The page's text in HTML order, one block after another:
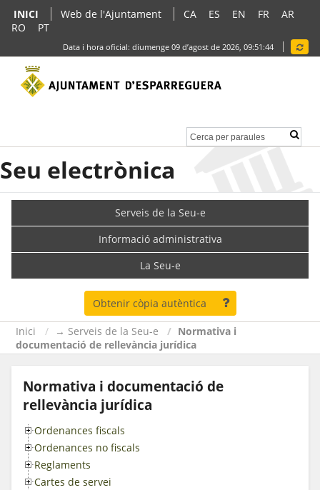
INICI Web de l'Ajuntament CA ES EN FR
AR
RO
PT
Data i hora oficial: diumenge 09 d’agost de 2026, 09:51:45
Seu electrònica
Serveis de la Seu-e
Informació administrativa
La Seu-e
Obtenir còpia autèntica
Inici → Serveis de la Seu-e
Normativa i
documentació de rellevància jurídica
Normativa i documentació de
rellevància jurídica
Ordenances fiscals
Ordenances no fiscals
Reglaments
Cartes de servei